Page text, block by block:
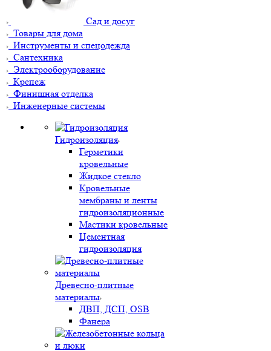
Сад и досуг
Товары для дома
Инструменты и спецодежда
Сантехника
Электрооборудование
Крепеж
Финишная отделка
Инженерные системы
Гидроизоляция
Герметики
кровельные
Жидкое стекло
Кровельные
мембраны и ленты
гидроизоляционные
Мастики кровельные
Цементная
гидроизоляция
Древесно-плитные
материалы
ДВП, ДСП, OSB
Фанера